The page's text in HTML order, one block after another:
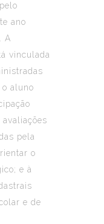
ano
A
vinculada
aluno
pela
o
e à
e de